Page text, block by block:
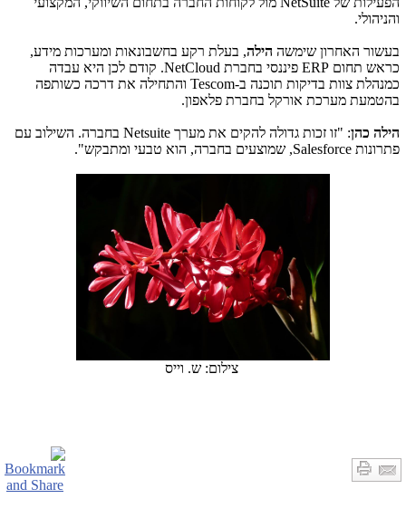
והניהולי.
בעשור האחרון שימשה הילה, בעלת רקע בחשבונאות ומערכות מידע,
כראש תחום ERP פיננסי בחברת NetCloud. קודם לכן היא עבדה
כמנהלת צוות בדיקות תוכנה ב-Tescom והתחילה את דרכה כשותפה
בהטמעת מערכת אורקל בחברת פלאפון.
הילה כהן: "זו זכות גדולה להקים את מערך Netsuite בחברה. השילוב עם
פתרונות ,Salesforce שמוצעים בחברה, הוא טבעי ומתבקש".
צילום: ש. וייס